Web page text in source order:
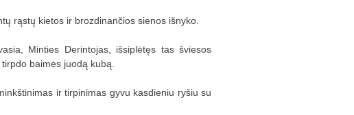
rąstų kietos ir brozdinančios sienos išnyko.
Minties Derintojas, išsiplėtęs tas šviesos
baimės juodą kubą.
ir tirpinimas gyvu kasdieniu ryšiu su